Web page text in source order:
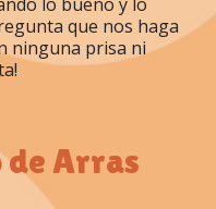
que nos haga
ninguna prisa ni
Arras